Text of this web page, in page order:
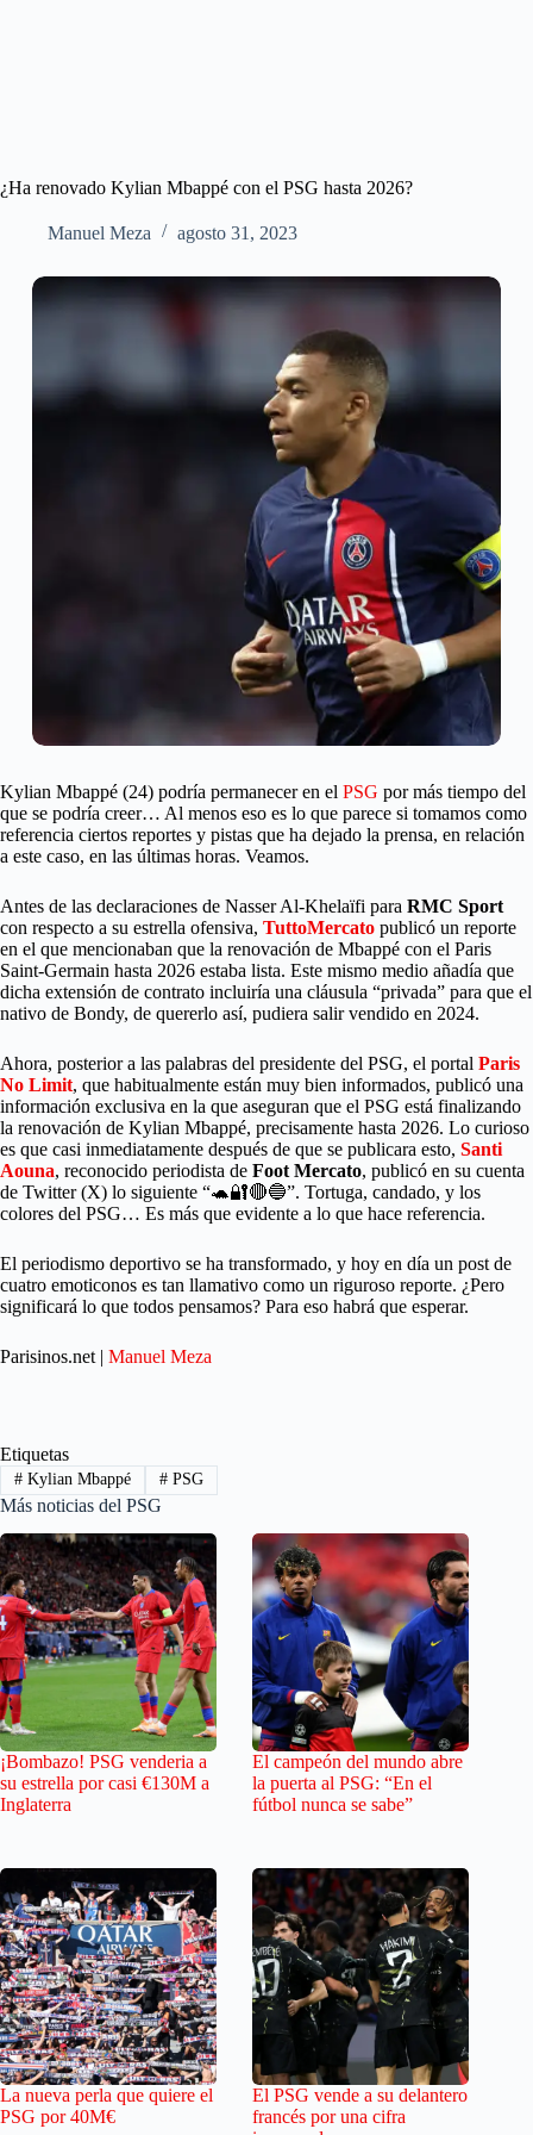
¿Ha renovado Kylian Mbappé con el PSG hasta 2026?
Manuel Meza agosto 31, 2023
Kylian Mbappé (24) podría permanecer en el PSG por más tiempo del
que se podría creer… Al menos eso es lo que parece si tomamos como
referencia ciertos reportes y pistas que ha dejado la prensa, en relación
a este caso, en las últimas horas. Veamos.
Antes de las declaraciones de Nasser Al-Khelaïfi para RMC Sport
con respecto a su estrella ofensiva, TuttoMercato publicó un reporte
en el que mencionaban que la renovación de Mbappé con el Paris
Saint-Germain hasta 2026 estaba lista. Este mismo medio añadía que
dicha extensión de contrato incluiría una cláusula “privada” para que el
nativo de Bondy, de quererlo así, pudiera salir vendido en 2024.
Ahora, posterior a las palabras del presidente del PSG, el portal Paris
No Limit, que habitualmente están muy bien informados, publicó una
información exclusiva en la que aseguran que el PSG está finalizando
la renovación de Kylian Mbappé, precisamente hasta 2026. Lo curioso
es que casi inmediatamente después de que se publicara esto, Santi
Aouna, reconocido periodista de Foot Mercato, publicó en su cuenta
de Twitter (X) lo siguiente “🐢🔐🔴🔵”. Tortuga, candado, y los
colores del PSG… Es más que evidente a lo que hace referencia.
El periodismo deportivo se ha transformado, y hoy en día un post de
cuatro emoticonos es tan llamativo como un riguroso reporte. ¿Pero
significará lo que todos pensamos? Para eso habrá que esperar.
Parisinos.net | Manuel Meza
Etiquetas
#Kylian Mbappé #PSG
Más noticias del PSG
¡Bombazo! PSG venderia a
su estrella por casi €130M a
Inglaterra
El campeón del mundo abre
la puerta al PSG: “En el
fútbol nunca se sabe”
La nueva perla que quiere el
PSG por 40M€
El PSG vende a su delantero
francés por una cifra